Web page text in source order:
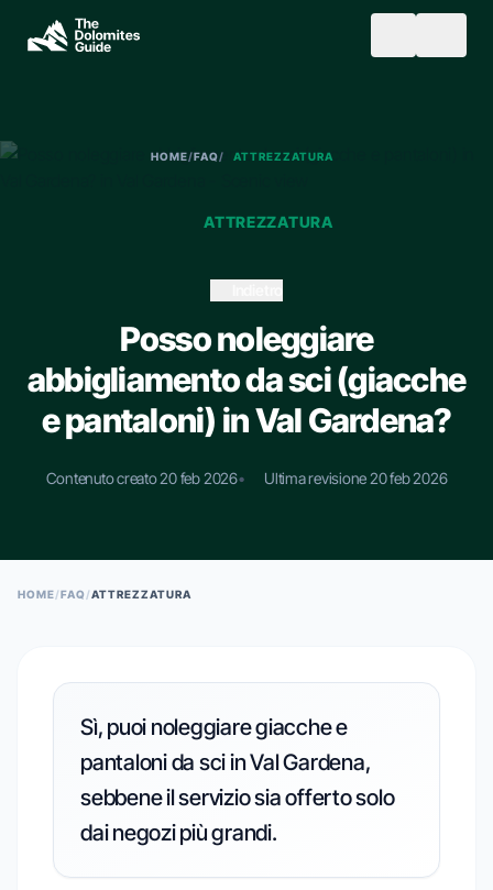
Skip to main content
SEARCH
ESC TO CLOSE • ↑↓ TO NAVIGATE • ENTER TO SELECT
HOME/FAQ/ ATTREZZATURA
ATTREZZATURA
Posso noleggiare
abbigliamento da sci (giacche
e pantaloni) in Val Gardena?
Contenuto creato 20 feb 2026• Ultima revisione 20 feb 2026
HOME/FAQ/ATTREZZATURA
Sì, puoi noleggiare giacche e
pantaloni da sci in Val Gardena,
sebbene il servizio sia offerto solo
dai negozi più grandi.